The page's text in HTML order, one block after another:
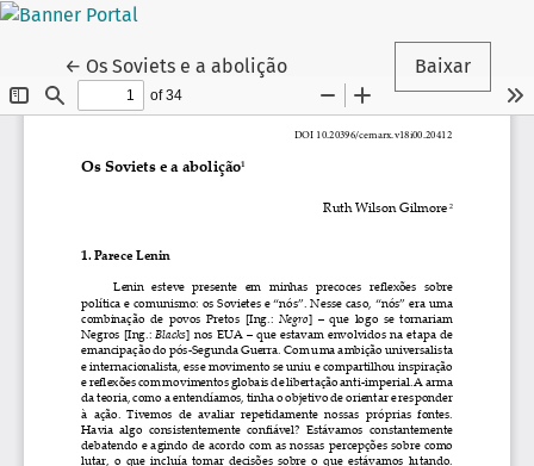
← Voltar aos Detalhes do Artigo
Os Soviets e a abolição Baixar